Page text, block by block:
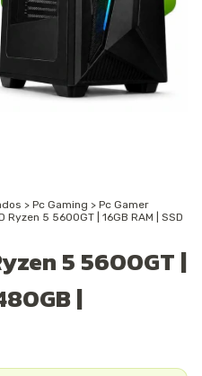
> Pc Gaming > Pc Gamer
Ryzen 5 5600GT | 16GB RAM | SSD
5 5600GT |
|